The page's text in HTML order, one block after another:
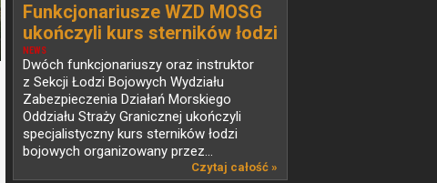
NEWS
Funkcjonariusze WZD MOSG
ukończyli kurs sterników łodzi
bojowych
Dwóch funkcjonariuszy oraz instruktor
z Sekcji Łodzi Bojowych Wydziału
Zabezpieczenia Działań Morskiego
Oddziału Straży Granicznej ukończyli
specjalistyczny kurs sterników łodzi
bojowych organizowany przez...
Czytaj całość »